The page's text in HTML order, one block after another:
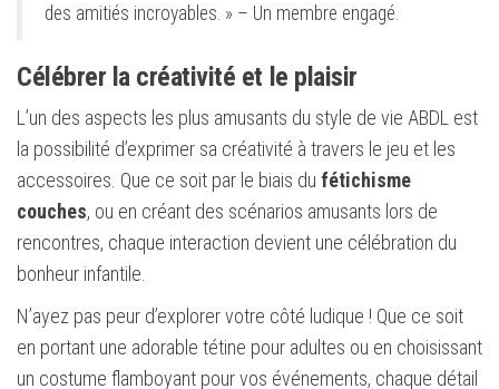
des amitiés incroyables. » – Un membre engagé.
Célébrer la créativité et le plaisir
L’un des aspects les plus amusants du style de vie ABDL est
la possibilité d’exprimer sa créativité à travers le jeu et les
accessoires. Que ce soit par le biais du fétichisme
couches, ou en créant des scénarios amusants lors de
rencontres, chaque interaction devient une célébration du
bonheur infantile.
N’ayez pas peur d’explorer votre côté ludique ! Que ce soit
en portant une adorable tétine pour adultes ou en choisissant
un costume flamboyant pour vos événements, chaque détail